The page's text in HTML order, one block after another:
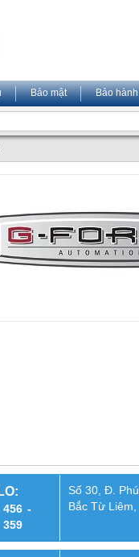
Bảo mật Bảo hành
456 -
359
Số 30, Đ.
Bắc Từ